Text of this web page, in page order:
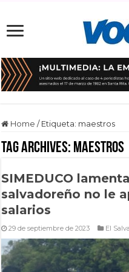
Home / Etiqueta: maestros
Tag Archives: maestros
SIMEDUCO
salvadoreño no le
salarios
29 de septiembre de 2023 El